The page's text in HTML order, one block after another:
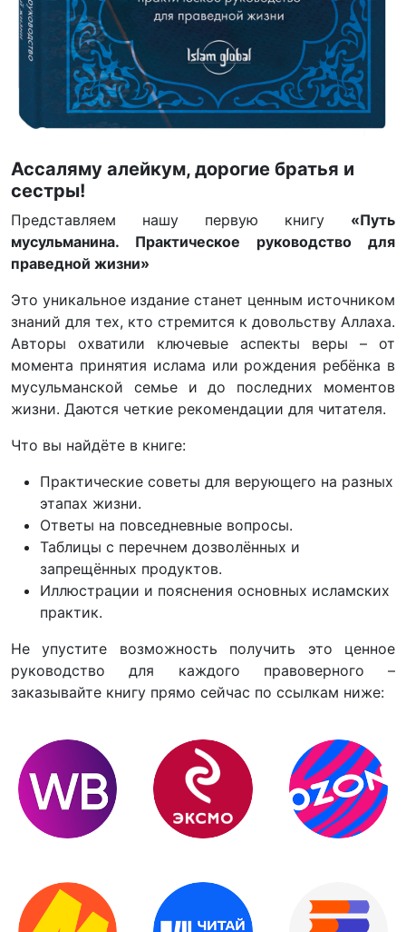
Ассаляму алейкум, дорогие братья и
сестры!
Представляем нашу первую книгу «Путь
мусульманина. Практическое руководство для
праведной жизни»
Это уникальное издание станет ценным источником
знаний для тех, кто стремится к довольству Аллаха.
Авторы охватили ключевые аспекты веры – от
момента принятия ислама или рождения ребёнка в
мусульманской семье и до последних моментов
жизни. Даются четкие рекомендации для читателя.
Что вы найдёте в книге:
Практические советы для верующего на разных
этапах жизни.
Ответы на повседневные вопросы.
Таблицы с перечнем дозволённых и
запрещённых продуктов.
Иллюстрации и пояснения основных исламских
практик.
Не упустите возможность получить это ценное
руководство для каждого правоверного –
заказывайте книгу прямо сейчас по ссылкам ниже: